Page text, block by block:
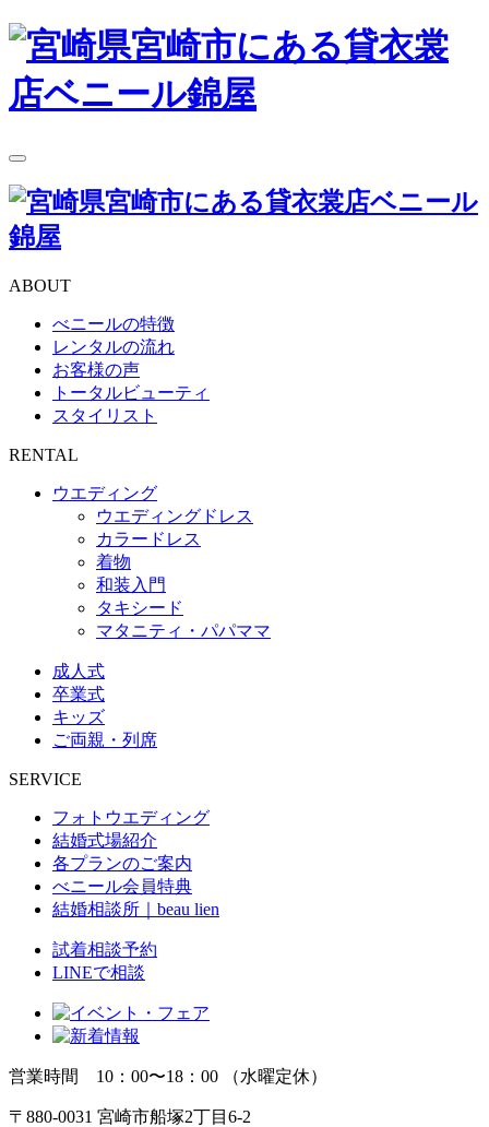
toggle
navigation
ABOUT
べニールの特徴
レンタルの流れ
お客様の声
トータルビューティ
スタイリスト
RENTAL
ウエディング
ウエディングドレス
カラードレス
着物
和装入門
タキシード
マタニティ・パパママ
成人式
卒業式
キッズ
ご両親・列席
SERVICE
フォトウエディング
結婚式場紹介
各プランのご案内
べニール会員特典
結婚相談所｜beau lien
試着相談予約
LINEで相談
営業時間 10：00〜18：00 （水曜定休）
〒880-0031 宮崎市船塚2丁目6-2